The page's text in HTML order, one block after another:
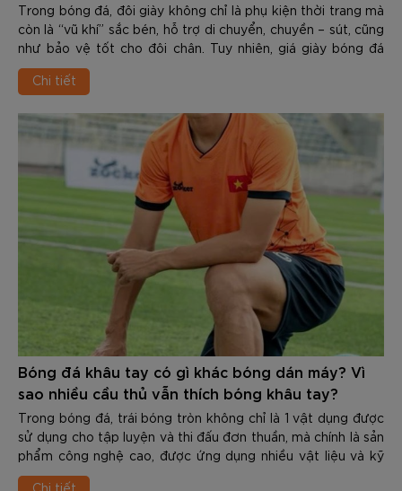
Trong bóng đá, đôi giày không chỉ là phụ kiện thời trang mà
còn là “vũ khí” sắc bén, hỗ trợ di chuyển, chuyền – sút, cũng
như bảo vệ tốt cho đôi chân. Tuy nhiên, giá giày bóng đá
chính hãng của các thương hiệu không hề rẻ, từ một tới vài
triệu. Do đó, nhiều người có thói quen dùng cho tới khi
thay. Đây là sai lầm nghiêm trọng, tiềm ẩn các chấn thương
nguy hiểm.
Việc nhận biết Khi nào nên thay giày đá bóng mới để tránh
chấn thương là kỹ năng quan trọng giúp bảo vệ đôi chân
cũng như duy trì phong độ đỉnh cao. Trong nội dung dưới
đây các bạn hãy cùng Zocker tìm hiểu chi tiết về chủ đề
này nhé.
Chi tiết
Bóng đá khâu tay có gì khác bóng dán máy? Vì
sao nhiều cầu thủ vẫn thích bóng khâu tay?
Trong bóng đá, trái bóng tròn không chỉ là 1 vật dụng được
sử dụng cho tập luyện và thi đấu đơn thuần, mà chính là sản
phẩm công nghệ cao, được ứng dụng nhiều vật liệu và kỹ
thuật tiên tiến. Trải qua hơn 1 thế kỉ kể từ khi “môn thể thao
Chi tiết